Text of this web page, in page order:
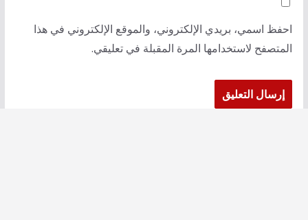
احفظ اسمي، بريدي الإلكتروني، والموقع الإلكتروني في هذا
المتصفح لاستخدامها المرة المقبلة في تعليقي.